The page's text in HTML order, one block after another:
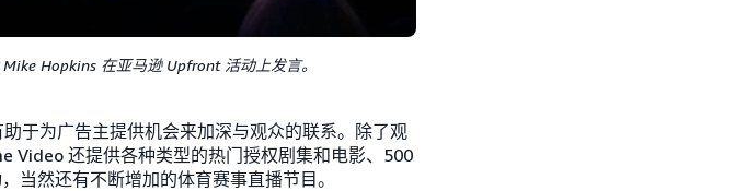
Hopkins 在亚马逊 Upfront 活动上发言。
于为广告主提供机会来加深与观众的联系。除了观
Video 还提供各种类型的热门授权剧集和电影、500
当然还有不断增加的体育赛事直播节目。